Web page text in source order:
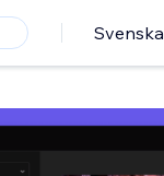
Svenska